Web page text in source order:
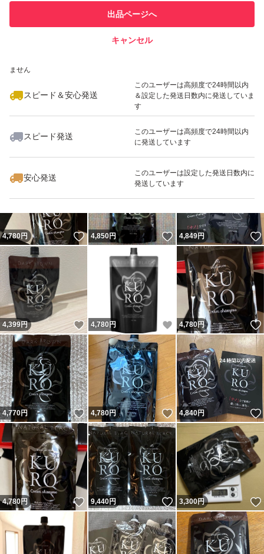
での取引実績があります
ません
スピード＆安心発送
このユーザーは高頻度で24時間以内
＆設定した発送日数内に発送していま
す
スピード発送
このユーザーは高頻度で24時間以内
に発送しています
安心発送
このユーザーは設定した発送日数内に
発送しています
出品ページへ
キャンセル
いいね！
4,710
4,780円 いいね！
4,850円 いいね！
4,849円
4,399円 いいね！
4,780 円 いいね！
4,780円
4,770円 いいね！
4,780円 いいね！
4,840円
4,780円 いいね！
9,440円 いいね！
3,300円